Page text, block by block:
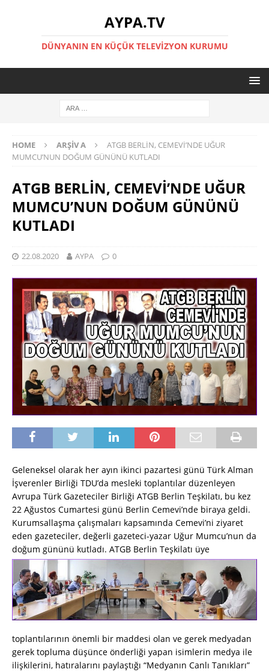
AYPA.TV
DÜNYANIN EN KÜÇÜK TELEVIZYON KURUMU
HOME ARŞIV A
ATGB BERLİN, CEMEVİ’NDE UĞUR
MUMCU’NUN DOĞUM GÜNÜNÜ KUTLADI
ATGB BERLİN, CEMEVİ’NDE UĞUR
MUMCU’NUN DOĞUM GÜNÜNÜ
KUTLADI
22.08.2020 AYPA 0
Geleneksel olarak her ayın ikinci pazartesi günü Türk Alman
İşverenler Birliği TDU’da mesleki toplantılar düzenleyen
Avrupa Türk Gazeteciler Birliği ATGB Berlin Teşkilatı, bu kez
22 Ağustos Cumartesi günü Berlin Cemevi’nde biraya geldi.
Kurumsallaşma çalışmaları kapsamında Cemevi’ni ziyaret
eden gazeteciler, değerli gazeteci-yazar Uğur Mumcu’nun da
doğum gününü kutladı. ATGB Berlin Teşkilatı üye
toplantılarının önemli bir maddesi olan ve gerek medyadan
gerek topluma düşünce önderliği yapan isimlerin medya ile
ilişkilerini, hatıralarını paylaştığı “Medyanın Canlı Tanıkları”